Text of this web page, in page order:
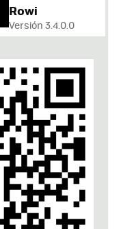
Rowi
Versión 3.4.0.0